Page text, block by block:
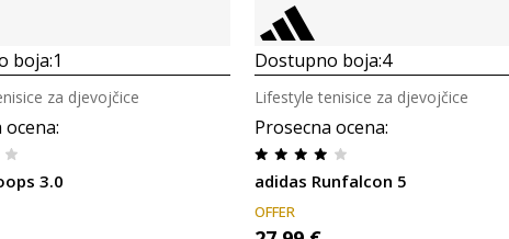
boja:1
ocena:
3.0
za djevojčice
Dostupno boja:4
Prosecna ocena:
adidas Runfalcon 5
Lifestyle tenisice za djevojčice
OFFER